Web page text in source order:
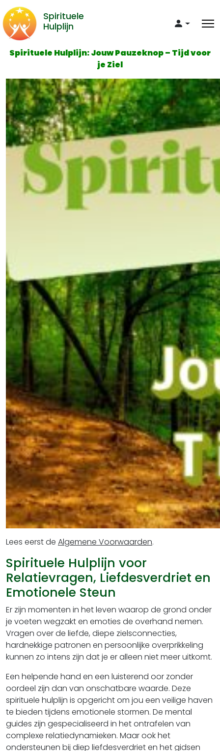
Spirituele
Hulplijn
Spirituele Hulplijn: Jouw Pauzeknop – Tijd voor
je Ziel
Lees eerst de Algemene Voorwaarden.
Spirituele Hulplijn voor
Relatievragen, Liefdesverdriet en
Emotionele Steun
Er zijn momenten in het leven waarop de grond onder
je voeten wegzakt en emoties de overhand nemen.
Vragen over de liefde, diepe zielsconnecties,
hardnekkige patronen en persoonlijke overprikkeling
kunnen zo intens zijn dat je er alleen niet meer uitkomt.
Een helpende hand en een luisterend oor zonder
oordeel zijn dan van onschatbare waarde. Deze
spirituele hulplijn is opgericht om jou een veilige haven
te bieden tijdens emotionele stormen. De mental
guides zijn gespecialiseerd in het ontrafelen van
complexe relatiedynamieken. Maar ook het
ondersteunen bij diep liefdesverdriet en het gidsen